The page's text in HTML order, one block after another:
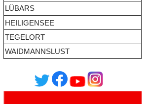
LÜBARS
HEILIGENSEE
TEGELORT
WAIDMANNSLUST